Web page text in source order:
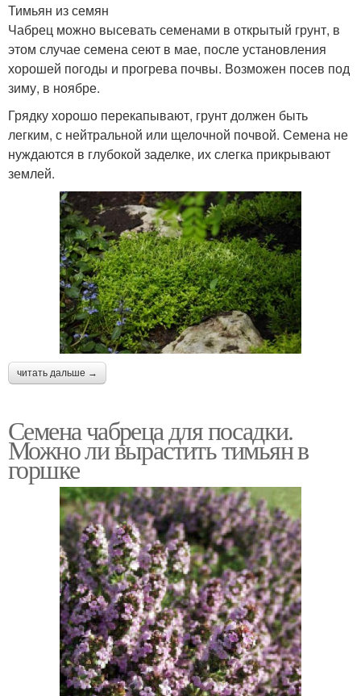
Тимьян из семян
Чабрец можно высевать семенами в открытый грунт, в
этом случае семена сеют в мае, после установления
хорошей погоды и прогрева почвы. Возможен посев под
зиму, в ноябре.
Грядку хорошо перекапывают, грунт должен быть
легким, с нейтральной или щелочной почвой. Семена не
нуждаются в глубокой заделке, их слегка прикрывают
землей.
читать дальше →
Семена чабреца для посадки.
Можно ли вырастить тимьян в
горшке